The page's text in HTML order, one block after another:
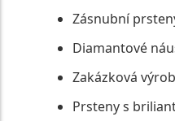
Zásnubní
Diamantové
Zakázková
Prsteny s